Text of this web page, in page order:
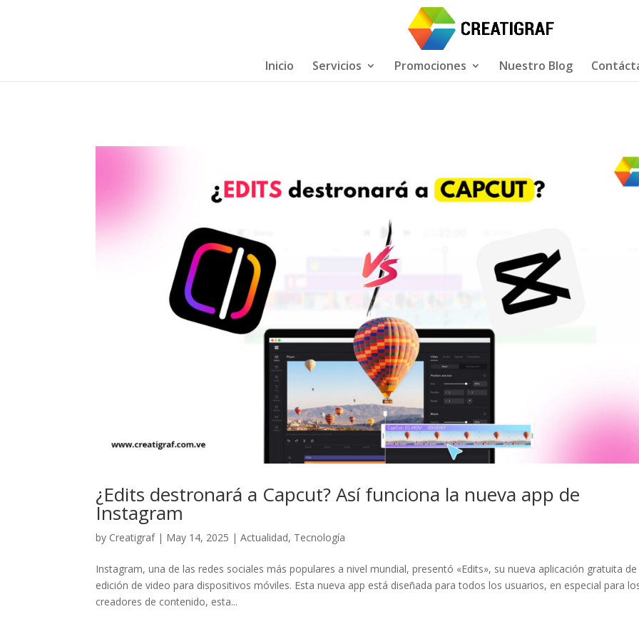
Inicio Servicios Promociones Nuestro Blog
¿Edits destronará a Capcut? Así funciona la nueva app de
Instagram
by Creatigraf| May 14, 2025 |Actualidad, Tecnología
Instagram, una de las redes sociales más populares a nivel mundial, presentó «Edits», su nueva aplicación gratuita de
edición de video para dispositivos móviles. Esta nueva app está diseñada para todos los usuarios, en especial para
creadores de contenido, esta...